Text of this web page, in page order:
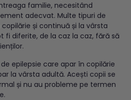
familie, necesitând
adecvat. Multe tipuri de
și continuă și la vârsta
fi diferite, de la caz la caz, fără să
epilepsie care apar în copilărie
la vârsta adultă. Acești copii se
și nu au probleme pe termen